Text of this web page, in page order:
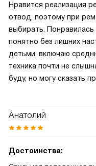
Нравится реализация
отвод, поэтому при
выбирать. Понравилась
понятно без лишних
детьми, включаю
техника почти не
буду, но могу сказать
Анатолий
Достоинства: